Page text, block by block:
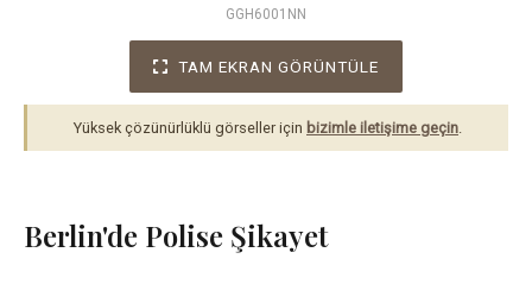
GGH6001NN
TAM EKRAN GÖRÜNTÜLE
Yüksek çözünürlüklü görseller için bizimle iletişime geçin.
Berlin'de Polise Şikayet